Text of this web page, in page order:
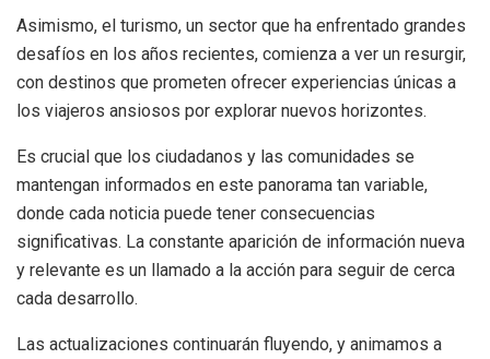
Asimismo, el turismo, un sector que ha enfrentado grandes
desafíos en los años recientes, comienza a ver un resurgir,
con destinos que prometen ofrecer experiencias únicas a
los viajeros ansiosos por explorar nuevos horizontes.
Es crucial que los ciudadanos y las comunidades se
mantengan informados en este panorama tan variable,
donde cada noticia puede tener consecuencias
significativas. La constante aparición de información nueva
y relevante es un llamado a la acción para seguir de cerca
cada desarrollo.
Las actualizaciones continuarán fluyendo, y animamos a